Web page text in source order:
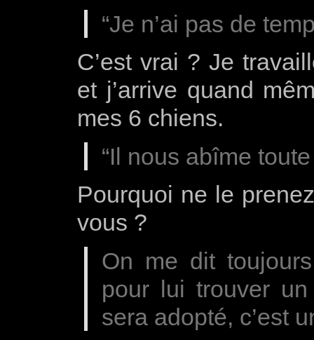
“Je n’ai pas de
C’est vrai ? Je
et j’arrive quand
mes 6 chiens.
“Il nous abîme
Pourquoi ne le
vous ?
On me dit
pour lui trouver
sera adopté, c’est